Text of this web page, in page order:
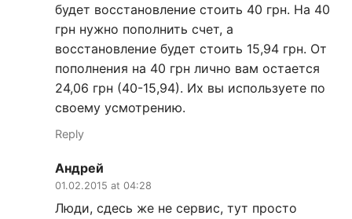
будет восстановление стоить 40 грн. На 40
грн нужно пополнить счет, а
восстановление будет стоить 15,94 грн. От
пополнения на 40 грн лично вам остается
24,06 грн (40-15,94). Их вы используете по
своему усмотрению.
Reply
Андрей
01.02.2015 at 04:28
Люди, сдесь же не сервис, тут просто